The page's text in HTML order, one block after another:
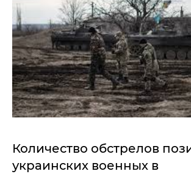
Количество обстрелов
украинских военных в